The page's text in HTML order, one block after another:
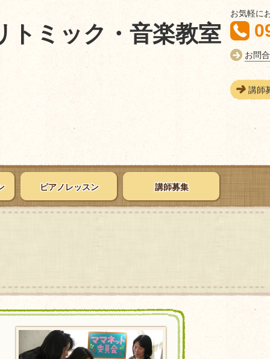
トミック・音楽教室
お気軽に
お問
講師
ピアノレッスン 講師募集